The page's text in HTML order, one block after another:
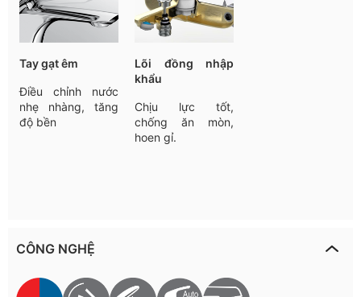
Taygạtêm
Điều chỉnh
nước
nhẹ
nhàng, tăng
độ bền
Lõi đồng nhập
khẩu
Chịu lực tốt,
chống ăn mòn,
hoen gỉ.
CÔNG NGHỆ